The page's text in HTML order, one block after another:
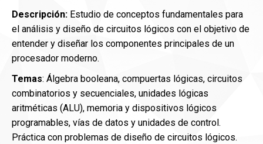
Descripción: Estudio de conceptos fundamentales para
el análisis y diseño de circuitos lógicos con el objetivo de
entender y diseñar los componentes principales de un
procesador moderno.
Temas: Álgebra booleana, compuertas lógicas, circuitos
combinatorios y secuenciales, unidades lógicas
aritméticas (ALU), memoria y dispositivos lógicos
programables, vías de datos y unidades de control.
Práctica con problemas de diseño de circuitos lógicos.